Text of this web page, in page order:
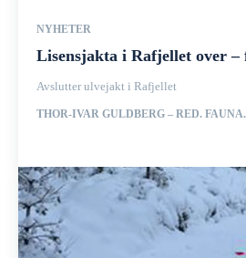
NYHETER
Lisensjakta i Rafjellet over
Avslutter ulvejakt i Rafjellet
THOR-IVAR GULDBERG – RED.